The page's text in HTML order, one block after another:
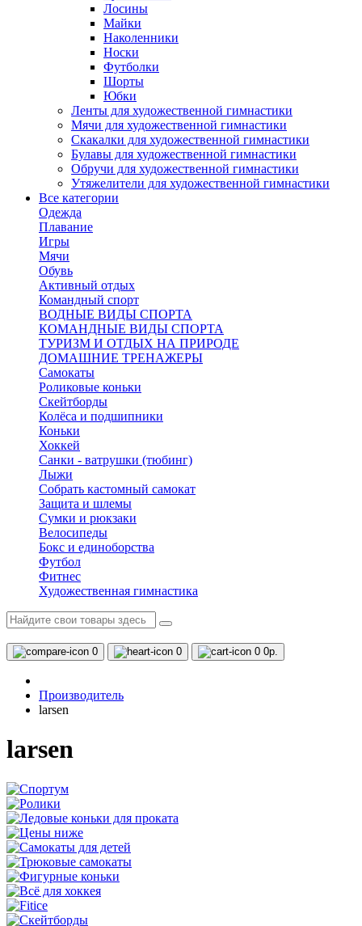
Лосины
Майки
Наколенники
Носки
Футболки
Шорты
Юбки
Ленты для художественной гимнастики
Мячи для художественной гимнастики
Скакалки для художественной гимнастики
Булавы для художественной гимнастики
Обручи для художественной гимнастики
Утяжелители для художественной гимнастики
Все категории
Одежда
Плавание
Игры
Мячи
Обувь
Активный отдых
Командный спорт
ВОДНЫЕ ВИДЫ СПОРТА
КОМАНДНЫЕ ВИДЫ СПОРТА
ТУРИЗМ И ОТДЫХ НА ПРИРОДЕ
ДОМАШНИЕ ТРЕНАЖЕРЫ
Самокаты
Роликовые коньки
Скейтборды
Колёса и подшипники
Коньки
Хоккей
Санки - ватрушки (тюбинг)
Лыжи
Собрать кастомный самокат
Защита и шлемы
Сумки и рюкзаки
Велосипеды
Бокс и единоборства
Футбол
Фитнес
Художественная гимнастика
0 0 0 0р.
Производитель
larsen
larsen